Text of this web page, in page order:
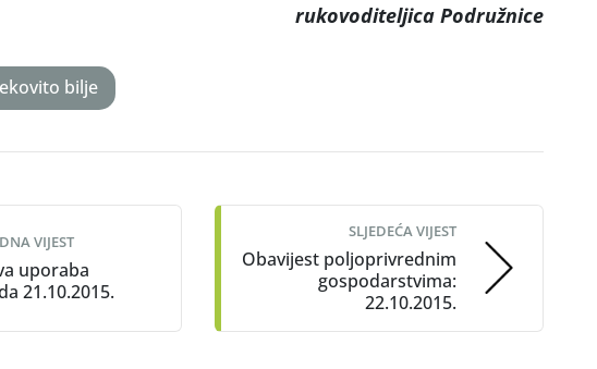
rukovoditeljica Podružnice
bilje
VIJEST
uporaba
21.10.2015.
SLJEDEĆA VIJEST
Obavijest poljoprivrednim
gospodarstvima:
22.10.2015.